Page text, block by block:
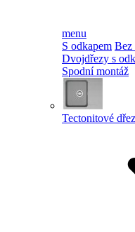
menu
S odkapem Bez
Dvojdřezy s
Spodní montáž
Tectonitové